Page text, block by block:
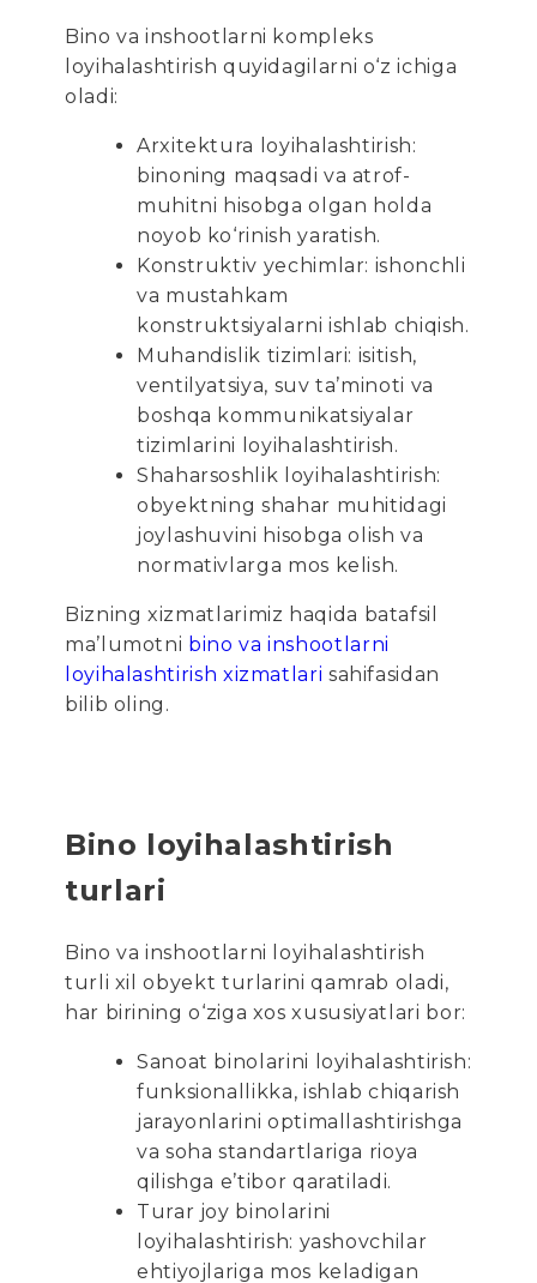
Bino va inshootlarni kompleks
loyihalashtirish quyidagilarni o‘z ichiga
oladi:
Arxitektura loyihalashtirish:
binoning maqsadi va atrof-
muhitni hisobga olgan holda
noyob ko‘rinish yaratish.
Konstruktiv yechimlar: ishonchli
va mustahkam
konstruktsiyalarni ishlab chiqish.
Muhandislik tizimlari: isitish,
ventilyatsiya, suv ta’minoti va
boshqa kommunikatsiyalar
tizimlarini loyihalashtirish.
Shaharsoshlik loyihalashtirish:
obyektning shahar muhitidagi
joylashuvini hisobga olish va
normativlarga mos kelish.
Bizning xizmatlarimiz haqida batafsil
ma’lumotni bino va inshootlarni
loyihalashtirish xizmatlari sahifasidan
bilib oling.
Bino loyihalashtirish
turlari
Bino va inshootlarni loyihalashtirish
turli xil obyekt turlarini qamrab oladi,
har birining o‘ziga xos xususiyatlari bor:
Sanoat binolarini loyihalashtirish:
funksionallikka, ishlab chiqarish
jarayonlarini optimallashtirishga
va soha standartlariga rioya
qilishga e’tibor qaratiladi.
Turar joy binolarini
loyihalashtirish: yashovchilar
ehtiyojlariga mos keladigan